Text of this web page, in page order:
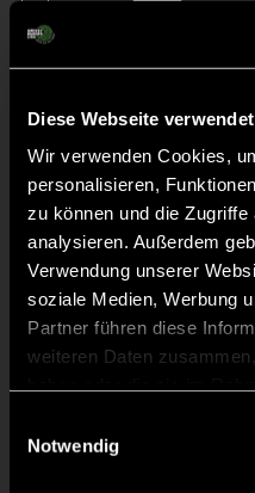
Diese Webseite
Wir verwenden Cookies,
personalisieren,
zu können und die
analysieren. Außerdem
Verwendung unserer
soziale Medien, Werbung
Partner führen diese
weiteren Daten
Notwendig
H.
Joos